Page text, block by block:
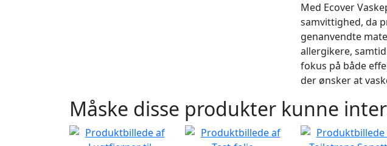
Med Ecover
samvittighed, da
genanvendte
allergikere,
fokus på både
der ønsker at
Måske disse produkter kunne